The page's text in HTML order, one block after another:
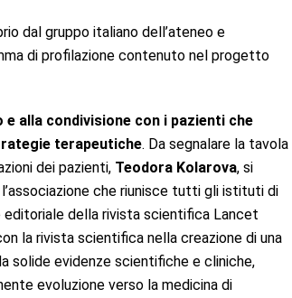
dal gruppo italiano dell’ateneo e
di profilazione contenuto nel progetto
e alla condivisione con i pazienti che
terapeutiche. Da segnalare la tavola
dei pazienti, Teodora Kolarova, si
che riunisce tutti gli istituti di
della rivista scientifica Lancet
la rivista scientifica nella creazione di una
solide evidenze scientifiche e cliniche,
evoluzione verso la medicina di